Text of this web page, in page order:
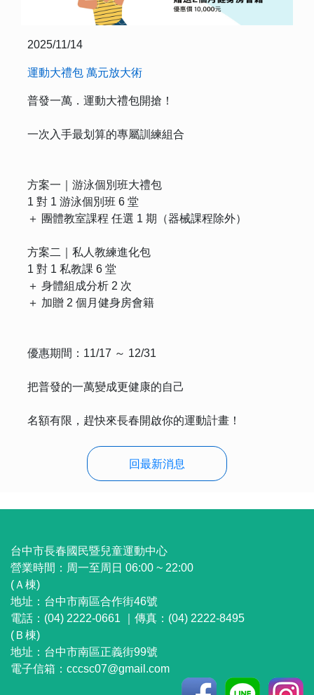
2025/11/14
運動大禮包 萬元放大術
普發一萬．運動大禮包開搶！
一次入手最划算的專屬訓練組合
方案一｜游泳個別班大禮包
1 對 1 游泳個別班 6 堂
＋ 團體教室課程 任選 1 期（器械課程除外）
方案二｜私人教練進化包
1 對 1 私教課 6 堂
＋ 身體組成分析 2 次
＋ 加贈 2 個月健身房會籍
優惠期間：11/17 ～ 12/31
把普發的一萬變成更健康的自己
名額有限，趕快來長春開啟你的運動計畫！
回最新消息
台中市長春國民暨兒童運動中心
營業時間： 周一至周日 06:00 ~ 22:00
(Ａ棟)
地址： 台中市南區合作街46號
電話：(04) 2222-0661 ｜ 傳真：(04) 2222-8495
(Ｂ棟)
地址： 台中市南區正義街99號
電子信箱： cccsc07@gmail.com